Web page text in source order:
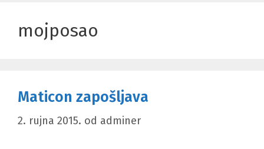
mojposao
Maticon zapošljava
2. rujna 2015. od adminer